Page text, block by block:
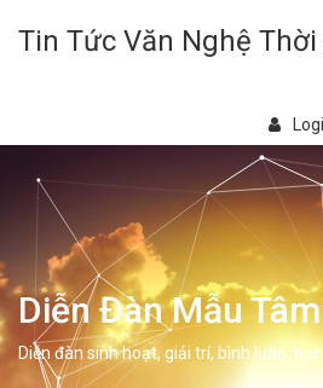
Tin Tức Văn Nghệ
Diễn Đàn Mẫu Tâm
Diễn đàn sinh hoạt, giải trí, bình luân, học